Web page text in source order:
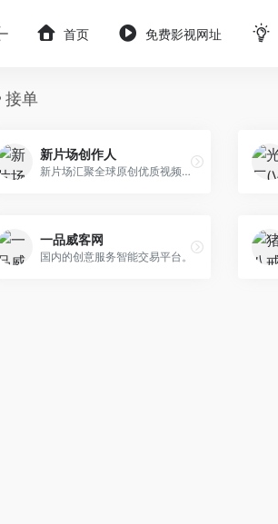
首页 免费影视网址
接单
新片场创作人
新片场汇聚全球原创优质视频及创作人，提供4K、无广告、无水印视频观看，专业的视频艺术学习教程，正版视觉素材交易等，与百万创作人一起成长
一品威客网
国内的创意服务智能交易平台。